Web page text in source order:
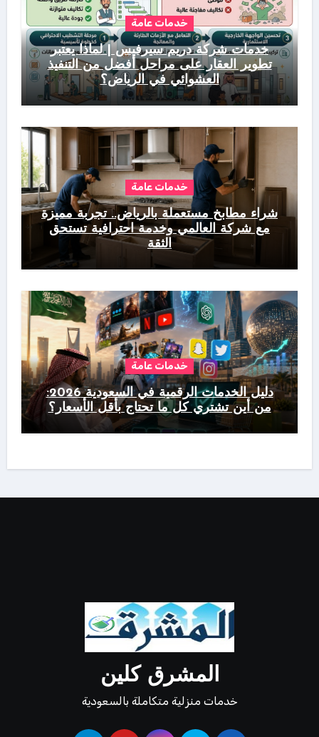
خدمات عامة
خدمات شركة دريم سيرفيس | لماذا يعتبر
تطوير العقار على مراحل أفضل من التنفيذ
العشوائي في الرياض؟
خدمات عامة
شراء مطابخ مستعملة بالرياض.. تجربة مميزة
مع شركة العالمي وخدمة احترافية تستحق
الثقة
خدمات عامة
دليل الخدمات الرقمية في السعودية 2026:
من أين تشتري كل ما تحتاج بأقل الأسعار؟
المشرق كلين
خدمات منزلية متكاملة بالسعودية